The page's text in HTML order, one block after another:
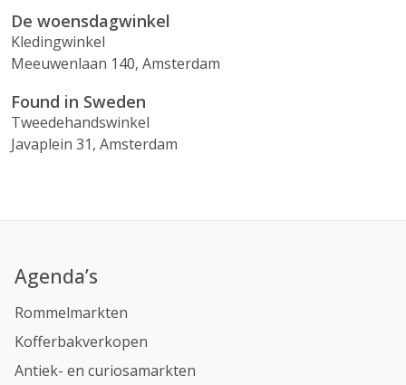
De woensdagwinkel
Kledingwinkel
Meeuwenlaan 140, Amsterdam
Found in Sweden
Tweedehandswinkel
Javaplein 31, Amsterdam
Agenda’s
Rommelmarkten
Kofferbakverkopen
Antiek- en curiosamarkten